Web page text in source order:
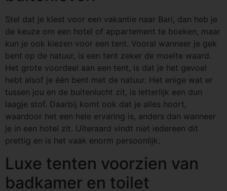
Stel dat je kiest voor een vakantie naar Bari, dan heb je
de keuze om een hotel of appartement te boeken, maar
kun je ook kiezen voor een tent. Vooral wanneer je gek
bent op de natuur, is een tent zeker de moeite waard.
Het grote voordeel aan een tent, is dat je het gevoel
hebt alsof je één bent met de natuur. Het enige wat er
tussen jou en de buitenlucht zit, is letterlijk een dun
laagje stof. Daarbij komt ook dat je alles hoort,
waardoor het een hele ervaring is, anders dan wanneer
je in een hotel zit. Uiteraard vindt niet iedereen dit
prettig en is het vaak enorm persoonlijk.
Luxe tenten voorzien van
badkamer en toilet